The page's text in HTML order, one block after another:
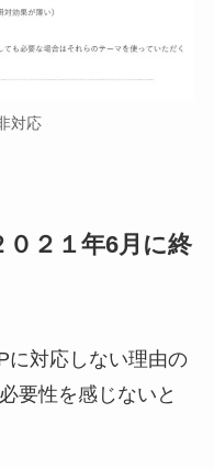
対応
２１年6月に終
に対応しない理由の
要性を感じないと